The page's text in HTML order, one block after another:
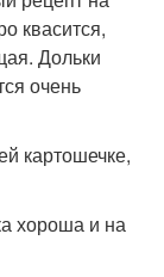
квасится,
Дольки
очень
картошечке,
хороша и на